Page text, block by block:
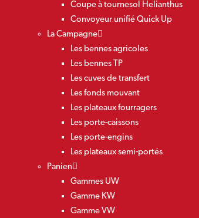
Coupe à tournesol Helianthus
Convoyeur unifié Quick Up
La Campagne
Les bennes agricoles
Les bennes TP
Les cuves de transfert
Les fonds mouvant
Les plateaux fourragers
Les porte-caissons
Les porte-engins
Les plateaux semi-portés
Panien
Gammes UW
Gamme KW
Gamme VW